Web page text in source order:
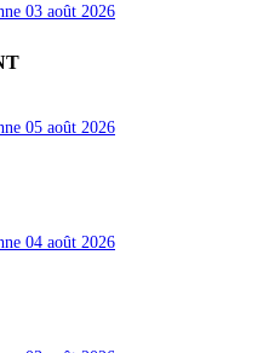
03 août 2026
05 août 2026
04 août 2026